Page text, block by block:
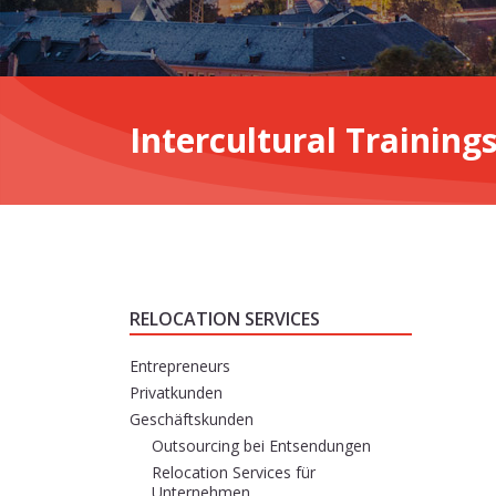
Intercultural
RELOCATION SERVICES
Entrepreneurs
Privatkunden
Geschäftskunden
Outsourcing bei Entsendungen
Relocation Services für